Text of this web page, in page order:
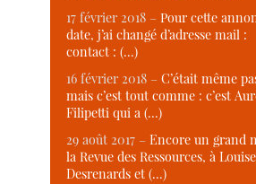
17 février 2018 –Pour cette
date, j’ai changé d’adresse mail :
contact : (…)
16 février 2018 –C’était même
mais c’est tout comme : c’est
Filipetti qui a (…)
29 août 2017 –Encore un grand
la Revue des Ressources, à Louise
Desrenards et (…)